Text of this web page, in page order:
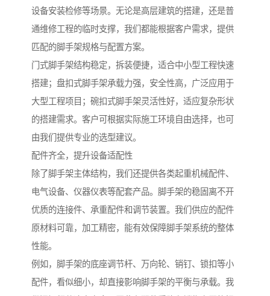
设备安装检修等场景。无论是高层建筑的搭建，还是普
通维修工程的临时支撑，我们都能根据客户需求，提供
匹配的脚手架规格与配置方案。
门式脚手架结构稳定，拆装便捷，适合中小型工程快速
搭建；盘扣式脚手架承载力强，安全性高，广泛应用于
大型工程项目；碗扣式脚手架灵活性好，适应复杂形状
的搭建需求。客户可根据实际施工环境自由选择，也可
由我们提供专业的选型建议。
配件齐全，提升设备适配性
除了脚手架主体结构，我们还提供各类起重机械配件、
电气设备、仪器仪表等配套产品。脚手架的稳固离不开
优质的连接件、承重配件和调节装置。我们供应的配件
原材料可靠，加工精密，能有效保障脚手架系统的整体
性能。
例如，脚手架的底座调节杆、万向轮、销钉、锁扣等小
配件，看似细小，却直接影响脚手架的平衡与承载。我